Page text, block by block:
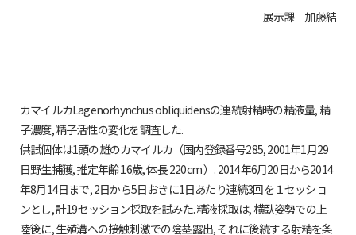
展示課 加藤結
カマイルカLagenorhynchus obliquidensの連続射精時の精液量, 精
子濃度, 精子活性の変化を調査した.
供試個体は1頭の雄のカマイルカ（国内登録番号285, 2001年1月29
日野生捕獲, 推定年齢 16歳, 体長 220cm ）. 2014年6月20日から2014
年8月14日まで, 2日から5日おきに1日あたり連続3回を１セッショ
ンとし, 計19セッション採取を試みた. 精液採取は, 横臥姿勢での上
陸後に, 生殖溝への接触刺激での陰茎露出, それに後続する射精を条